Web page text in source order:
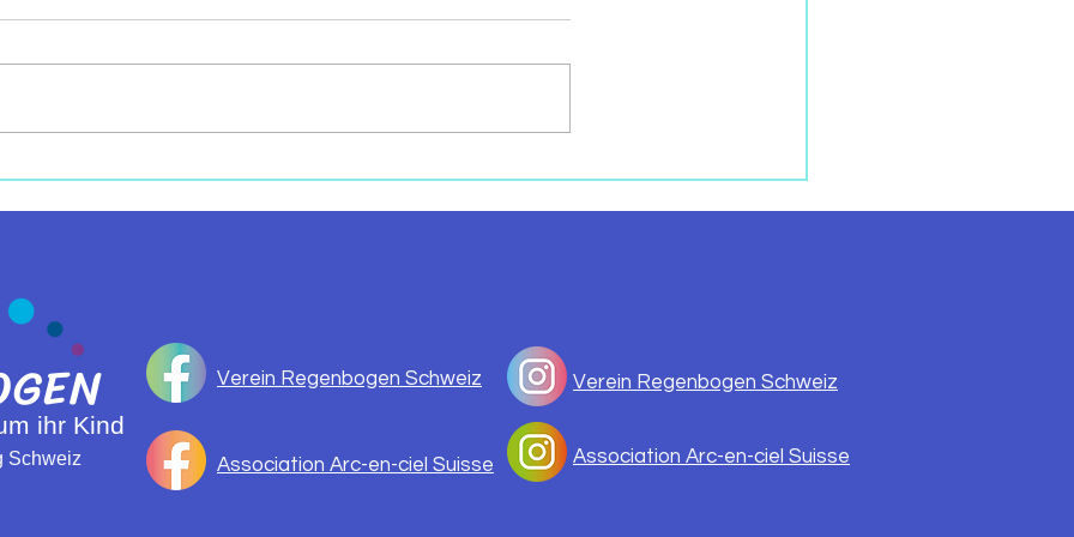
SCHON?
WEISS…
ihr Kind
Schweiz
Verein Regenbogen Schweiz
Association Arc-en-ciel Suisse
Verein Regenbogen Schweiz
Association Arc-en-ciel Suisse